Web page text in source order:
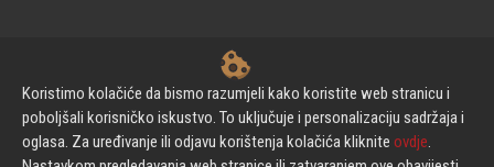
Koristimo kolačiće da bismo razumjeli kako koristite web stranicu i
poboljšali korisničko iskustvo. To uključuje i personalizaciju sadržaja i
oglasa. Za uređivanje ili odjavu korištenja kolačića kliknite ovdje.
© CP Power Technique d.o.o. - Sva prava pridržana.
Izrada web stranica